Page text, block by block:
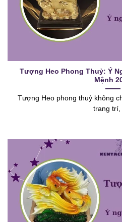
Tượng Heo Phong Thuỷ: Ý
Mệnh
Tượng Heo phong thuỷ không
trang trí,